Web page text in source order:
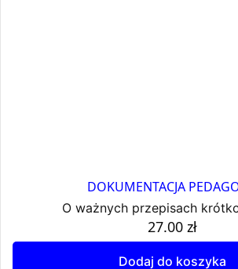
DOKUMENTACJA
O ważnych przepisach
27.00 zł
Dodaj do koszyka